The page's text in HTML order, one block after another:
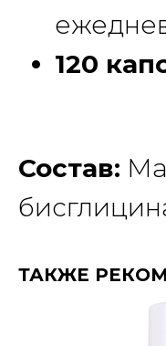
120
Состав:
ТАКЖЕ